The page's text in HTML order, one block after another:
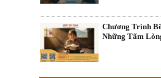
Chương Trình
Những Tấm